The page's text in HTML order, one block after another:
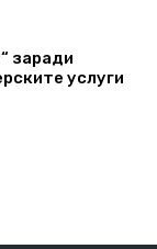
заради
услуги